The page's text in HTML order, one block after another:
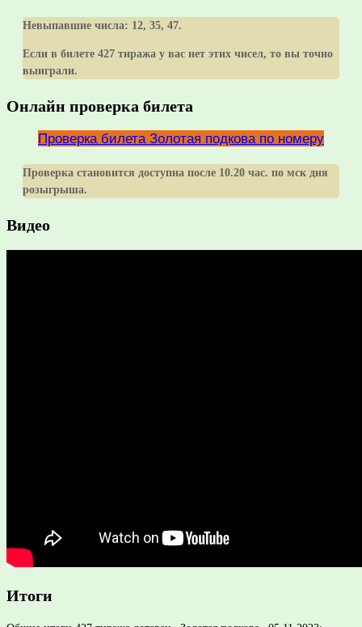
Невыпавшие числа: 12, 35, 47.
Если в билете 427 тиража у вас нет этих чисел, то вы точно
выиграли.
Онлайн проверка билета
Проверка билета Золотая подкова по номеру
Проверка становится доступна после 10.20 час. по мск дня
розыгрыша.
Видео
Итоги